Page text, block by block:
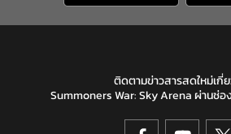
ติดตามข่าวสารสดใหม่เกี่
Summoners War: Sky Arena ผ่านช่อ